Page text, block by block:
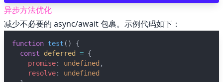
异步方法优化
减少不必要的 async/await 包裹。示例代码如下：
function test () {
const
deferred = {
promise: undefined ,
resolve: undefined